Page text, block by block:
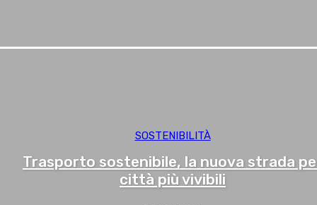
SOSTENIBILITÀ
Trasporto sostenibile, la nuova strada
città più vivibili